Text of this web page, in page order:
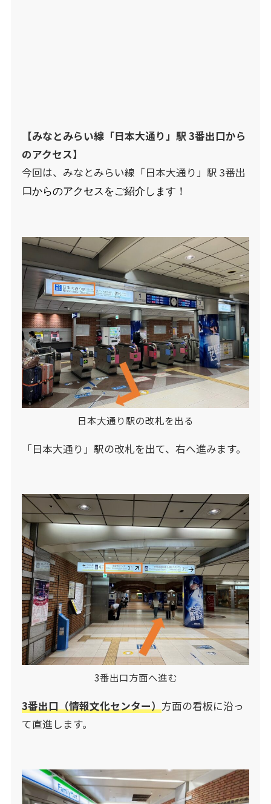
【みなとみらい線「日本大通り」駅 3番出口から
のアクセス】
今回は、みなとみらい線「日本大通り」駅 3番出
口からのアクセスをご紹介します！
日本大通り駅の改札を出る
「日本大通り」駅の改札を出て、右へ進みます。
3番出口方面へ進む
3番出口（情報文化センター）方面の看板に沿っ
て直進します。